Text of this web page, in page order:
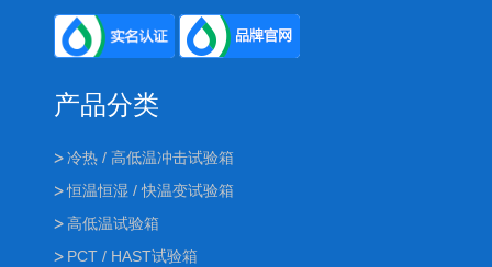
产品分类
冷热 / 高低温冲击试验箱
恒温恒湿 / 快温变试验箱
高低温试验箱
PCT / HAST试验箱